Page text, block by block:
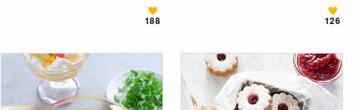
188 126